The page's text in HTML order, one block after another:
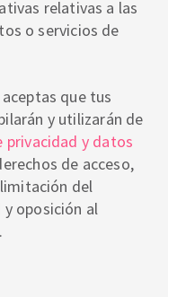
relativas a las
o servicios de
que tus
y utilizarán de
privacidad y datos
de acceso,
del
oposición al